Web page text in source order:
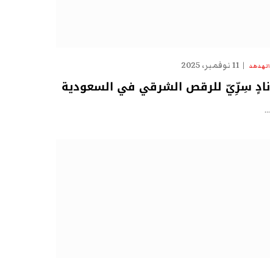
الهدهد 11 نوفمبر، 2025
نادٍ سِرِّيّ للرقص الشرقي في السعودية
…